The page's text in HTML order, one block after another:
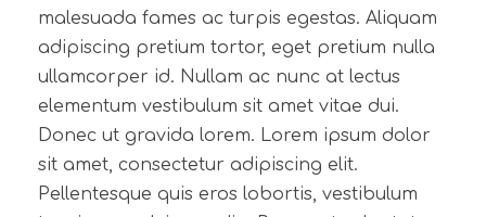
malesuada fames ac turpis egestas. Aliquam
adipiscing pretium tortor, eget pretium nulla
ullamcorper id. Nullam ac nunc at lectus
elementum vestibulum sit amet vitae dui.
Donec ut gravida lorem. Lorem ipsum dolor
sit amet, consectetur adipiscing elit.
Pellentesque quis eros lobortis, vestibulum